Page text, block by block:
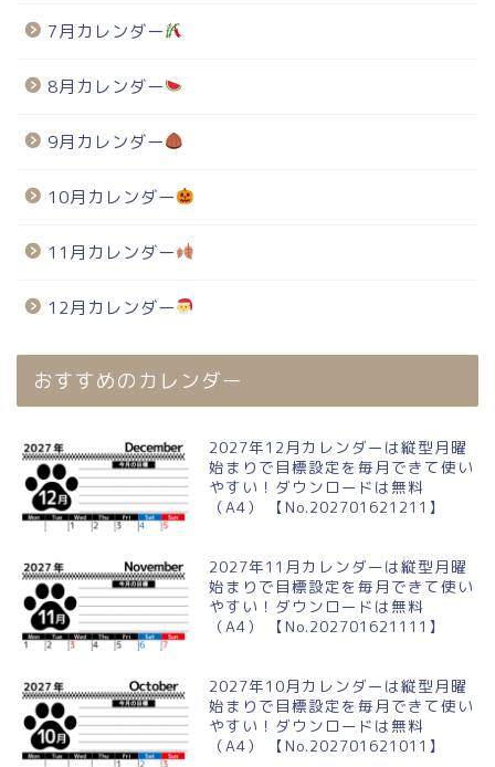
7月カレンダー
8月カレンダー
9月カレンダー
10月カレンダー
11月カレンダー
12月カレンダー
おすすめのカレンダー
2027年12月カレンダーは縦型月曜
始まりで目標設定を毎月できて使い
やすい！ダウンロードは無料
（A4） 【No.202701621211】
2027年11月カレンダーは縦型月曜
始まりで目標設定を毎月できて使い
やすい！ダウンロードは無料
（A4） 【No.202701621111】
2027年10月カレンダーは縦型月曜
始まりで目標設定を毎月できて使い
やすい！ダウンロードは無料
（A4） 【No.202701621011】